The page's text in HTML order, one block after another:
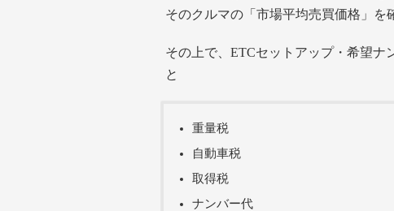
そのクルマの「市場平均売買価格」を
その上で、ETCセットアップ・希望ナ
と
重量税
自動車税
取得税
ナンバー代